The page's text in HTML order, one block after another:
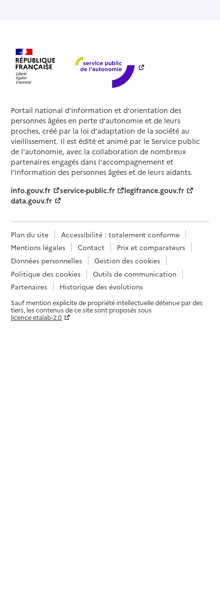
Portail national d'information et d'orientation des
personnes âgées en perte d'autonomie et de leurs
proches, créé par la loi d'adaptation de la société au
vieillissement. Il est édité et animé par le Service public
de l'autonomie, avec la collaboration de nombreux
partenaires engagés dans l'accompagnement et
l'information des personnes âgées et de leurs aidants.
info.gouv.fr
service-public.fr
legifrance.gouv.fr
data.gouv.fr
Plan du site
Accessibilité : totalement conforme
Mentions légales
Contact
Prix et comparateurs
Données personnelles
Gestion des cookies
Politique des cookies
Outils de communication
Partenaires
Historique des évolutions
Sauf mention explicite de propriété intellectuelle détenue par des
tiers, les contenus de ce site sont proposés sous
licence etalab-2.0